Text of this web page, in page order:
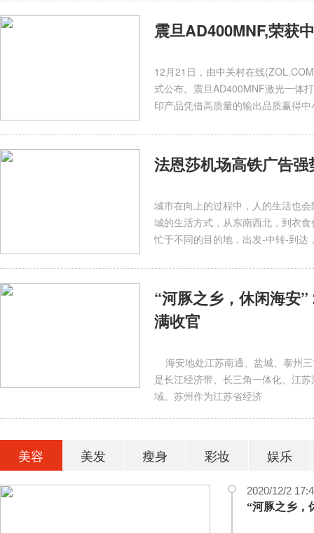
震旦AD400MNF,荣获
12月21日，由中关村在线
式公布。震旦AD400MNF激光一体
印产品凭借高质量的输出品质赢得
法恩莎机场高铁广告
城市在向上的过程中，人的生活也
城的生活方式，从东南西北，到衣
忙于不同的目的地，出发-中转-到达
“河豚之乡，休闲海安
满收官
海安地处江苏南通、盐城、泰州
是长江经济带、长三角一体化、江
域。苏州作为江苏省经济
美容 美发 瘦身 彩妆 娱乐
2020/12/2